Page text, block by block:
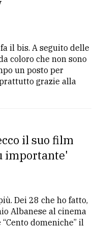
il bis. A seguito delle
coloro che non sono
un posto per
grazie alla
il suo film
importante'
Dei 28 che ho fatto,
Albanese al cinema
domeniche” il